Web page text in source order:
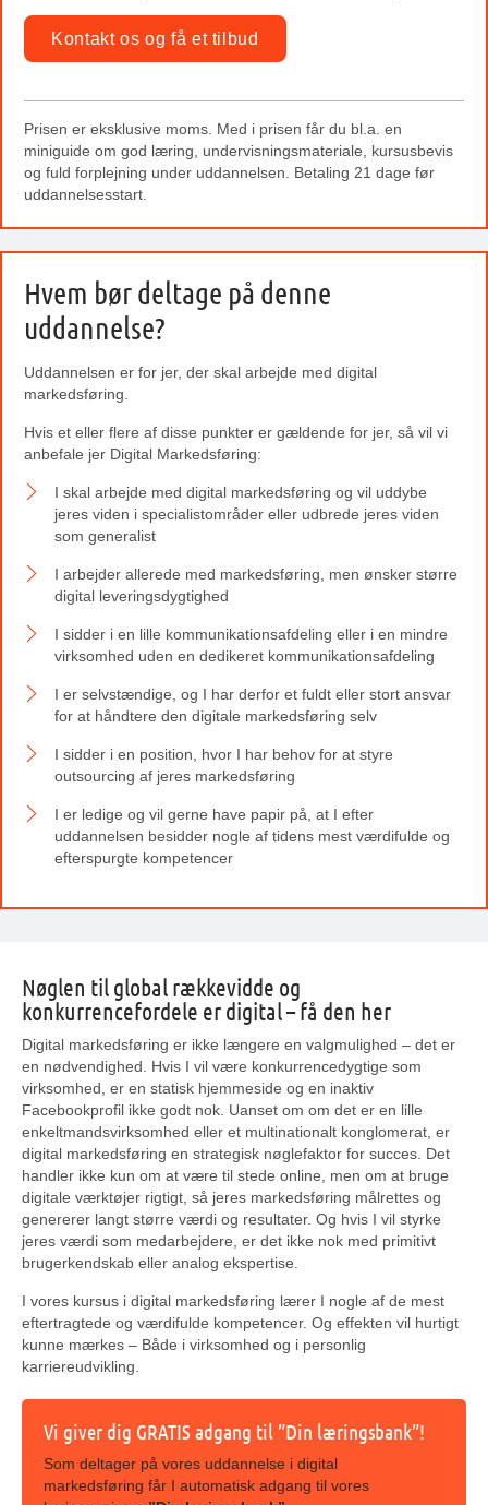
Kontakt os og få et tilbud
Prisen er eksklusive moms. Med i prisen får du bl.a. en
miniguide om god læring, undervisningsmateriale, kursusbevis
og fuld forplejning under uddannelsen. Betaling 21 dage før
uddannelsesstart.
Hvem bør deltage på denne
uddannelse?
Uddannelsen er for jer, der skal arbejde med digital
markedsføring.
Hvis et eller flere af disse punkter er gældende for jer, så vil vi
anbefale jer Digital Markedsføring:
I skal arbejde med digital markedsføring og vil uddybe
jeres viden i specialistområder eller udbrede jeres viden
som generalist
I arbejder allerede med markedsføring, men ønsker større
digital leveringsdygtighed
I sidder i en lille kommunikationsafdeling eller i en mindre
virksomhed uden en dedikeret kommunikationsafdeling
I er selvstændige, og I har derfor et fuldt eller stort ansvar
for at håndtere den digitale markedsføring selv
I sidder i en position, hvor I har behov for at styre
outsourcing af jeres markedsføring
I er ledige og vil gerne have papir på, at I efter
uddannelsen besidder nogle af tidens mest værdifulde og
efterspurgte kompetencer
Nøglen til global rækkevidde og
konkurrencefordele er digital – få den her
Digital markedsføring er ikke længere en valgmulighed – det er
en nødvendighed. Hvis I vil være konkurrencedygtige som
virksomhed, er en statisk hjemmeside og en inaktiv
Facebookprofil ikke godt nok. Uanset om om det er en lille
enkeltmandsvirksomhed eller et multinationalt konglomerat, er
digital markedsføring en strategisk nøglefaktor for succes. Det
handler ikke kun om at være til stede online, men om at bruge
digitale værktøjer rigtigt, så jeres markedsføring målrettes og
genererer langt større værdi og resultater. Og hvis I vil styrke
jeres værdi som medarbejdere, er det ikke nok med primitivt
brugerkendskab eller analog ekspertise.
I vores kursus i digital markedsføring lærer I nogle af de mest
eftertragtede og værdifulde kompetencer. Og effekten vil hurtigt
kunne mærkes – Både i virksomhed og i personlig
karriereudvikling.
Vi giver dig GRATIS adgang til ”Din læringsbank”!
Som deltager på vores uddannelse i digital
markedsføring får I automatisk adgang til vores